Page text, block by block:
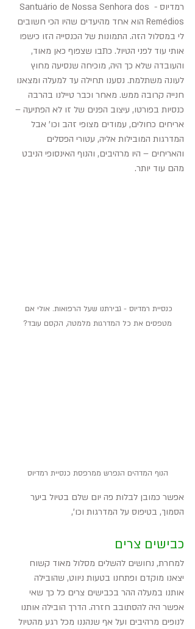
רמדיוס - Santuário de Nossa Senhora dos
Remédios הוא אחד מהיעדים שהיו הכי חשובים
לי במסלול הזה. התמונות של הכנסייה הזו כישפו
אותי עוד לפני הטיול. כתבו שצפוף כאן מאוד,
והעובדה שלא כך היה, מוכיחה שנסיעה מחוץ
לעונה משתלמת. נסענו תחילה עד למעלה ומצאנו
חנייה קרובה ממש. מאחר וכבר טיילנו בהרבה
כנסיות בפורטו, עיצוב הפנים של זו לא הפתיעה –
אריחים כחולים, עמודים מצופי זהב וכו' אבל
המדרגות המובילות אליה, עטורי הפסלים
והאריחים – היו מרהיבים, והנוף האינסופי הניבט
מהם עוד יותר.
כנסיית רמדיוס - גבירתנו שעל הרפואות. אולי אם
מטפסים את כל המדרגות מלמטה, הקסם עובד?
הנוף המדהים הנפרש ממרפסת כנסיית רמדיוס
אפשר כמובן לבלות פה יום שלם בטיול ביער
הסמוך, בטיפוס על המדרגות וכו',
כבישים צרים
למחרת, נחושים להשלים מסלול מאוד קשוח
יצאנו מוקדם ופתחנו בטעות ניווט, שהובילה
אותנו במעלה ההר בכבישים צרים כל כך שאי
אפשר היה להסתובב חזרה. הדרך הובילה אותנו
לנופים מרהיבים ועל אף שנהננו מכל רגע מהטיול